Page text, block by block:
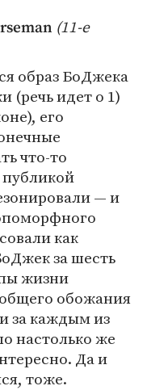
(11-е
образ БоДжека
(речь идет о 1)
его
что-то
— и
как
за шесть
жизни
обожания
за каждым из
настолько же
Да и
тоже.